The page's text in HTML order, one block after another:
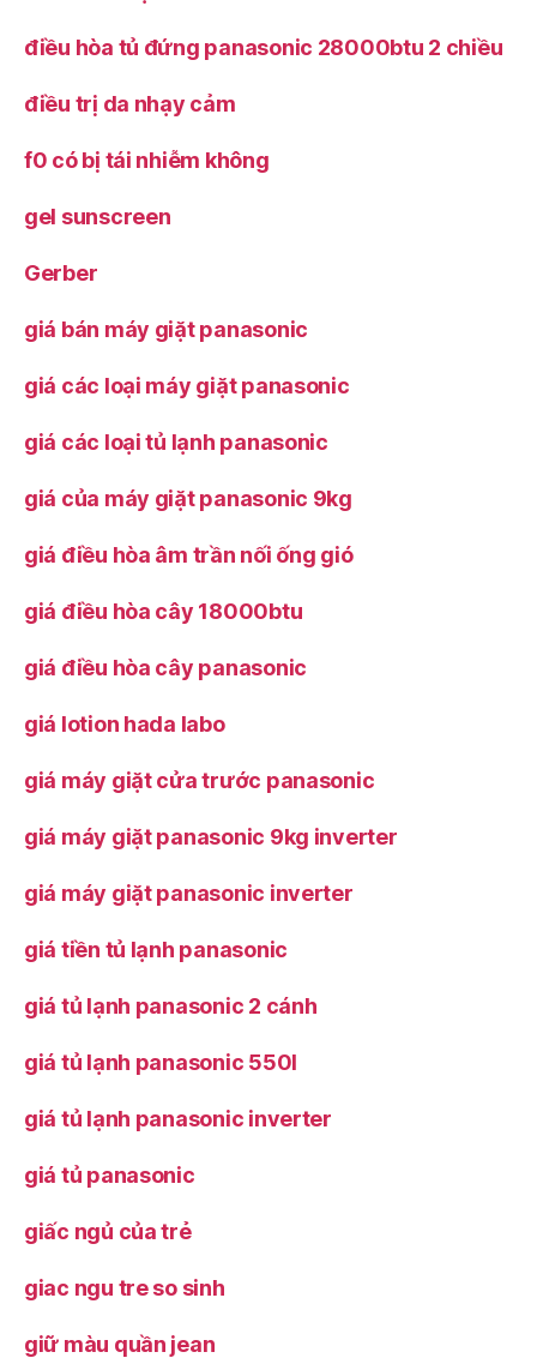
điều hòa tủ đứng panasonic 28000btu 2 chiều
điều trị da nhạy cảm
f0 có bị tái nhiễm không
gel sunscreen
Gerber
giá bán máy giặt panasonic
giá các loại máy giặt panasonic
giá các loại tủ lạnh panasonic
giá của máy giặt panasonic 9kg
giá điều hòa âm trần nối ống gió
giá điều hòa cây 18000btu
giá điều hòa cây panasonic
giá lotion hada labo
giá máy giặt cửa trước panasonic
giá máy giặt panasonic 9kg inverter
giá máy giặt panasonic inverter
giá tiền tủ lạnh panasonic
giá tủ lạnh panasonic 2 cánh
giá tủ lạnh panasonic 550l
giá tủ lạnh panasonic inverter
giá tủ panasonic
giấc ngủ của trẻ
giac ngu tre so sinh
giữ màu quần jean